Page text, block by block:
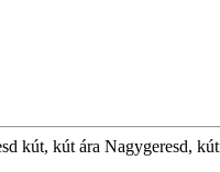
kút, kút ára Nagygeresd,